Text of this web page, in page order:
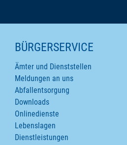
SEITENINHALTE
BÜRGERSERVICE
Ämter und Dienststellen
Meldungen an uns
Abfallentsorgung
Downloads
Onlinedienste
Lebenslagen
Dienstleistungen